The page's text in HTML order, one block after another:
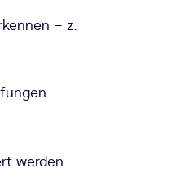
– z.
werden.